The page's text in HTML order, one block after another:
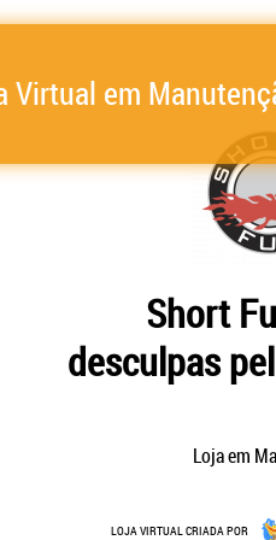
Short
desculpas
Loja em
LOJA VIRTUAL CRIADA POR
Virtual em